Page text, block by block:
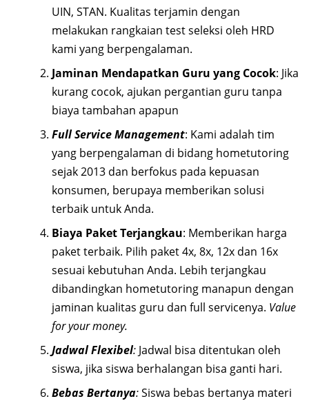
UIN, STAN. Kualitas terjamin dengan
melakukan rangkaian test seleksi oleh HRD
kami yang berpengalaman.
Jaminan Mendapatkan Guru yang Cocok: Jika
kurang cocok, ajukan pergantian guru tanpa
biaya tambahan apapun
Full Service Management: Kami adalah tim
yang berpengalaman di bidang hometutoring
sejak 2013 dan berfokus pada kepuasan
konsumen, berupaya memberikan solusi
terbaik untuk Anda.
Biaya Paket Terjangkau: Memberikan harga
paket terbaik. Pilih paket 4x, 8x, 12x dan 16x
sesuai kebutuhan Anda. Lebih terjangkau
dibandingkan hometutoring manapun dengan
jaminan kualitas guru dan full servicenya. Value
for your money.
Jadwal Flexibel: Jadwal bisa ditentukan oleh
siswa, jika siswa berhalangan bisa ganti hari.
Bebas Bertanya:Siswa bebas bertanya materi